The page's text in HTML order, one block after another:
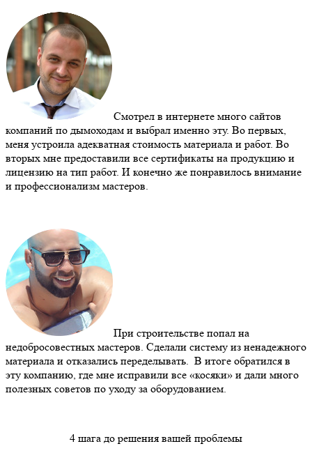
Смотрел в интернете много сайтов
компаний по дымоходам и выбрал именно эту. Во первых,
меня устроила адекватная стоимость материала и работ. Во
вторых мне предоставили все сертификаты на продукцию и
лицензию на тип работ. И конечно же понравилось внимание
и профессионализм мастеров.
При строительстве попал на
недобросовестных мастеров. Сделали систему из ненадежного
материала и отказались переделывать. В итоге обратился в
эту компанию, где мне исправили все «косяки» и дали много
полезных советов по уходу за оборудованием.
4 шага до решения вашей проблемы